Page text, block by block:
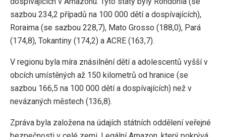
sazbou 234,2 případů na 100 000 dětí a dospívajících),
Roraima (se sazbou 228,7), Mato Grosso (188,0), Pará
(174,8), Tokantiny (174,2) a ACRE (163,7).
V regionu byla míra znásilnění dětí a adolescentů vyšší v
obcích umístěných až 150 kilometrů od hranice (se
sazbou 166,5 na 100 000 dětí a dospívajících) než v
nevázaných městech (136,8).
Zpráva byla založena na údajích státních oddělení veřejné